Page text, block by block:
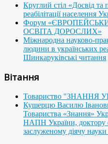
Круглий стіл «Досвід та
реабілітації населення
Форум
ОСВІТА ДОРОСЛИХ»
Міжнародна науково-
людини в українських
Шинкаруківські читання
Вітання
Товариство "ЗНАННЯ
Кушерцю Василю
Товариства «Знання»
НАПН України, доктору
заслуженому діячу науки